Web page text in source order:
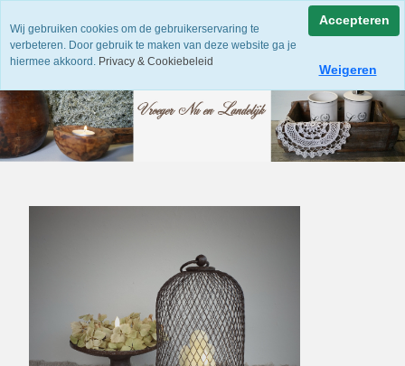
Wij gebruiken cookies om de gebruikerservaring te
verbeteren. Door gebruik te maken van deze website ga je
hiermee akkoord. Privacy & Cookiebeleid
Accepteren
Weigeren